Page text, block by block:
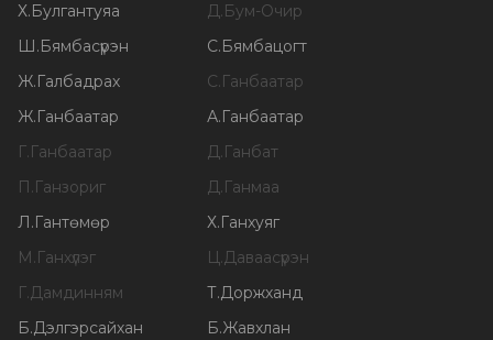
Х. Булгантуяа Д. Бум-Очир
Ш . Бямбасүрэн С. Бямбацогт
Ж. Галбадрах С. Ганбаатар
Ж. Ганбаатар А. Ганбаатар
Г. Ганбаатар Д. Ганбат
П . Ганзориг Д. Ганмаа
Л . Гантөмөр Х. Ганхуяг
М . Ганхүлэг Ц.Даваасүрэн
Г.Дамдинням Т.Доржханд
Б.Дэлгэрсайхан Б.Жавхлан